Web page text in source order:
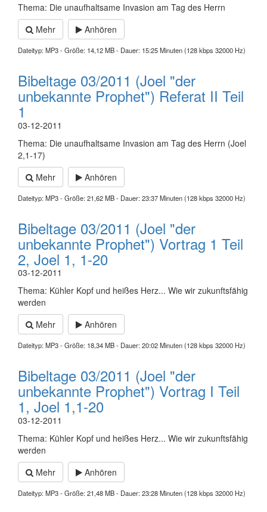
Thema: Die unaufhaltsame Invasion am Tag des Herrn
Mehr
Anhören
Dateityp: MP3 - Größe: 14,12 MB - Dauer: 15:25 Minuten (128 kbps 32000 Hz)
Bibeltage 03/2011 (Joel "der
unbekannte Prophet") Referat II Teil
1
03-12-2011
Thema: Die unaufhaltsame Invasion am Tag des Herrn (Joel
2,1-17)
Mehr
Anhören
Dateityp: MP3 - Größe: 21,62 MB - Dauer: 23:37 Minuten (128 kbps 32000 Hz)
Bibeltage 03/2011 (Joel "der
unbekannte Prophet") Vortrag 1 Teil
2, Joel 1, 1-20
03-12-2011
Thema: Kühler Kopf und heißes Herz... Wie wir zukunftsfähig
werden
Mehr
Anhören
Dateityp: MP3 - Größe: 18,34 MB - Dauer: 20:02 Minuten (128 kbps 32000 Hz)
Bibeltage 03/2011 (Joel "der
unbekannte Prophet") Vortrag I Teil
1, Joel 1,1-20
03-12-2011
Thema: Kühler Kopf und heißes Herz... Wie wir zukunftsfähig
werden
Mehr
Anhören
Dateityp: MP3 - Größe: 21,48 MB - Dauer: 23:28 Minuten (128 kbps 32000 Hz)